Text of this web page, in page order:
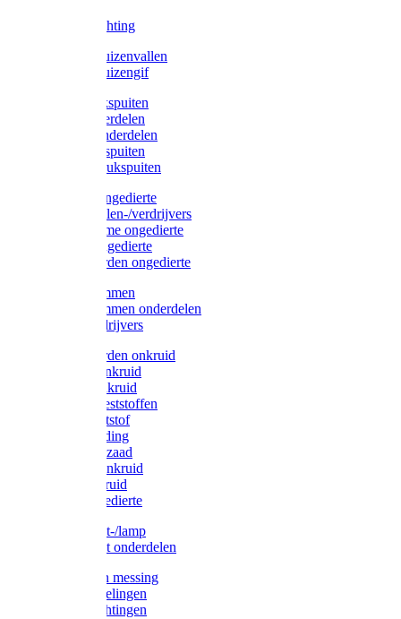
LED verlichting
Ratten / Muizenvallen
Ratten / Muizengif
Gloria drukspuiten
Gloria onderdelen
Gardena onderdelen
Dario drukspuiten
Gardena drukspuiten
Diversen ongedierte
Insectenvallen-/verdrijvers
Protect Home ongedierte
Solabiol ongedierte
Protect Garden ongedierte
Mollenklemmen
Mollenklemmen onderdelen
Mollenverdrijvers
Protect Garden onkruid
Diversen onkruid
Solabiol onkruid
Solabiol meststoffen
Pokon meststof
Pokon voeding
Pokon graszaad
Roundup onkruid
Pokon onkruid
Pokon ongedierte
Vliegenkast-/lamp
Vliegenkast onderdelen
Zuigkorven messing
Geka koppelingen
Geka afdichtingen